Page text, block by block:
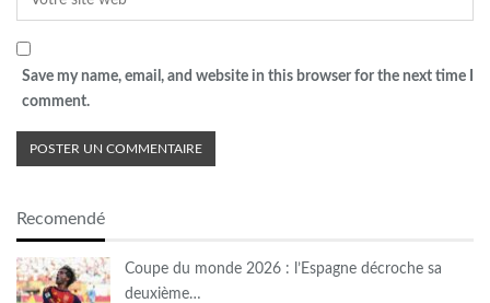
Save my name, email, and website in this browser for the next time I
comment.
Recomendé
Coupe du monde 2026 : l’Espagne décroche sa
deuxième…